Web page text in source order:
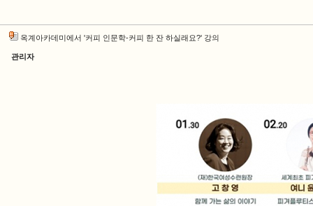
옥계아카데미에서 '커피 인문학-커피 한 잔 하실래요?' 강의
관리자